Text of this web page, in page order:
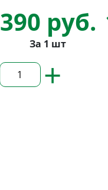
390 руб.
За 1 шт
+